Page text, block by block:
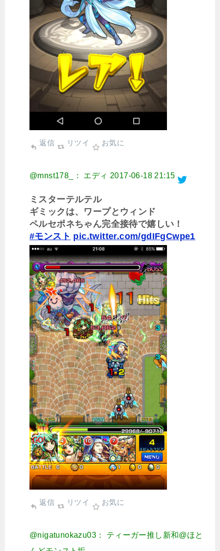
返信 リツイ お気に
@mnst178_： エディ 2017-06-18 21:15
ミスターテルテル
ギミックは、ワープとウィンド
ペルセポネちゃん完全接待で嬉しい！
#モンスト pic.twitter.com/gdIFgCwpe1
返信 リツイ お気に
@nigatunokazu03： ティーガー推し新和@ほと